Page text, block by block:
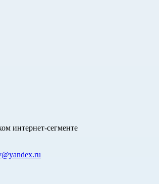
интернет-сегменте